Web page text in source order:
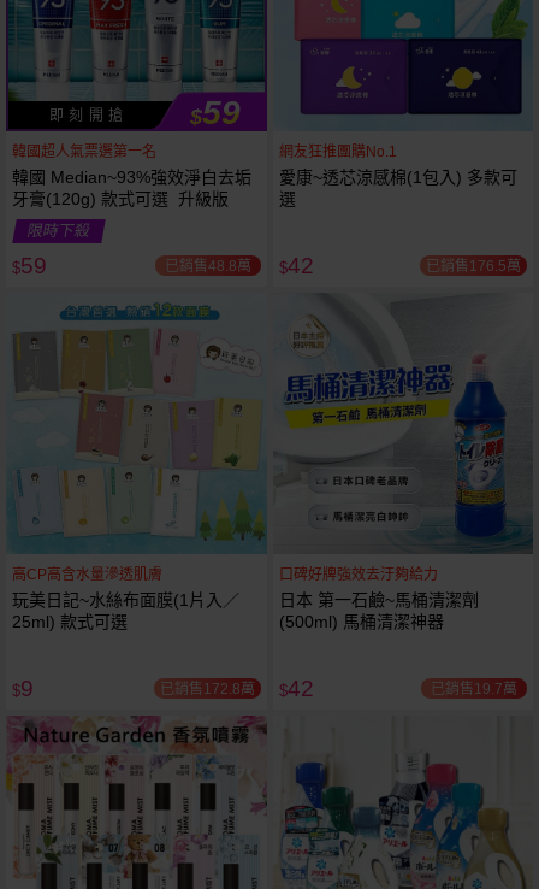
即 刻 開 搶 $59
韓國超人氣票選第一名
韓國 Median~93%強效淨白去垢
牙膏(120g) 款式可選 升級版
限時下殺
$59 已銷售48.8萬
網友狂推團購No.1
愛康~透芯涼感棉(1包入) 多款可
選
$42 已銷售176.5萬
高CP高含水量滲透肌膚
玩美日記~水絲布面膜(1片入／
25ml) 款式可選
$9 已銷售172.8萬
口碑好牌強效去汙夠給力
日本 第一石鹼~馬桶清潔劑
(500ml) 馬桶清潔神器
$42 已銷售19.7萬